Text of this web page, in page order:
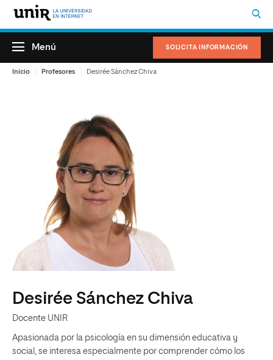
SOLICITA INFORMACIÓN
Menú
Inicio Profesores Desirée Sánchez Chiva
Desirée Sánchez Chiva
Docente UNIR
Apasionada por la psicología en su dimensión educativa y
social, se interesa especialmente por comprender cómo los